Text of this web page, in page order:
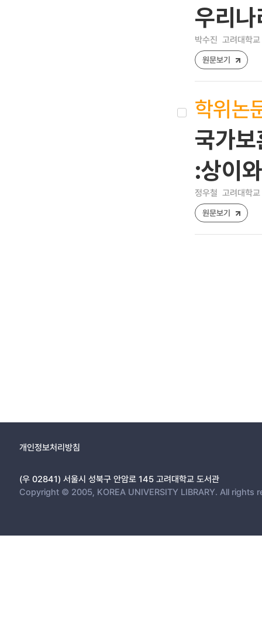
우리
박수진 고려대학
원문보기
학위논
국가
:상이
정우철 고려대학
원문보기
개인정보처리방침
(우 02841) 서울시 성북구 안암로 145 고려대학교 도서관
Copyright © 2005, KOREA UNIVERSITY LIBRARY. All rights